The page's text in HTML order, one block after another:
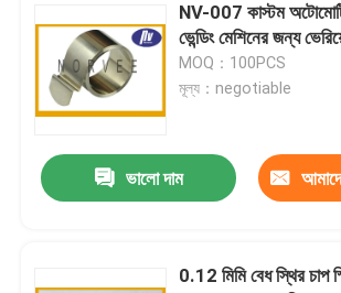
NV-007 কাস্টম
ভেন্ডিং মেশিনের জন্য
MOQ：100PCS
মূল্য：negotiable
ভালো দাম
0.12 মিমি বেধ স্থির চাপ